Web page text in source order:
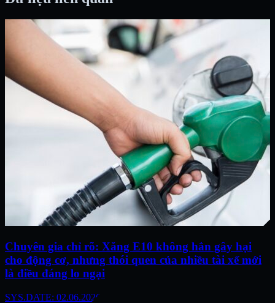
Chuyên gia chỉ rõ: Xăng E10 không hẳn gây hại
cho động cơ, nhưng thói quen của nhiều tài xế mới
là điều đáng lo ngại
SYS.DATE: 02.06.2026